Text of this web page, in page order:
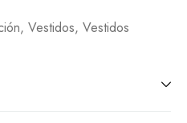
, Vestidos, Vestidos